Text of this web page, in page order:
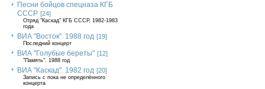
Песни бойцов спецназа КГБ
СССР [24]
Отряд "Каскад" КГБ СССР, 1982-1983
года
ВИА "Восток". 1988 год [19]
Последний концерт
ВИА "Голубые береты" [12]
"Память". 1988 год
ВИА "Каскад". 1982 год [20]
Запись с пока не определённого
концерта